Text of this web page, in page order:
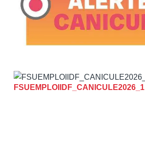
FSUEMPLOIIDF_CANICULE2026_1